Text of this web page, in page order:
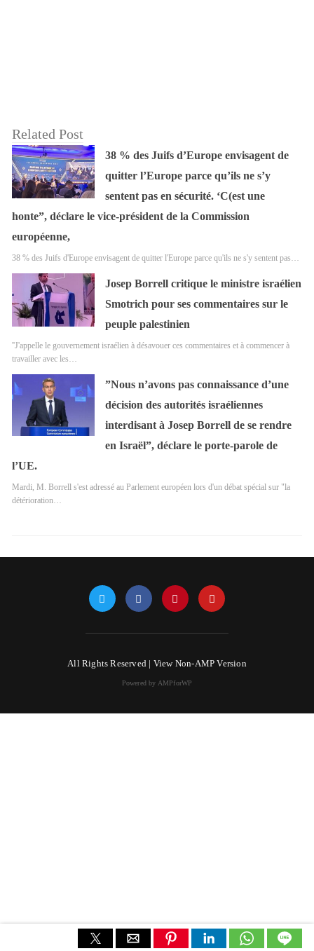
Related Post
38 % des Juifs d’Europe envisagent de
quitter l’Europe parce qu’ils ne s’y
sentent pas en sécurité. ‘C(est une
honte”, déclare le vice-président de la Commission
européenne,
38 % des Juifs d'Europe envisagent de quitter l'Europe parce qu'ils ne s'y sentent pas…
Josep Borrell critique le ministre israélien
Smotrich pour ses commentaires sur le
peuple palestinien
''J'appelle le gouvernement israélien à désavouer ces commentaires et à commencer à
travailler avec les…
”Nous n’avons pas connaissance d’une
décision des autorités israéliennes
interdisant à Josep Borrell de se rendre
en Israël”, déclare le porte-parole de
l’UE.
Mardi, M. Borrell s'est adressé au Parlement européen lors d'un débat spécial sur "la
détérioration…
All Rights Reserved | View Non-AMP Version
Powered by AMPforWP